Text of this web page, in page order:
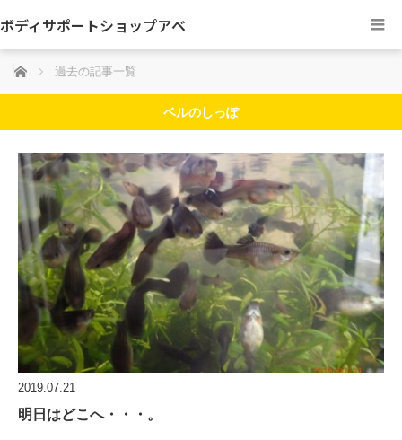
ボディサポートショップアベ
ホーム 過去の記事一覧
ベルのしっぽ
2019.07.21
明日はどこへ・・・。